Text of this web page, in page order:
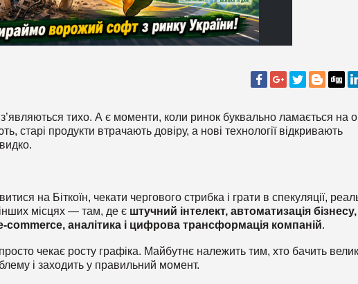
тихо. А є моменти, коли ринок буквально ламається на
старі продукти втрачають довіру, а нові технології відкривають
на Біткоїн, чекати чергового стрибка і грати в спекуляції,
місцях — там, де є штучний інтелект, автоматизація бізнесу,
commerce, аналітика і цифрова трансформація компаній.
чекає росту графіка. Майбутнє належить тим, хто бачить
і заходить у правильний момент.